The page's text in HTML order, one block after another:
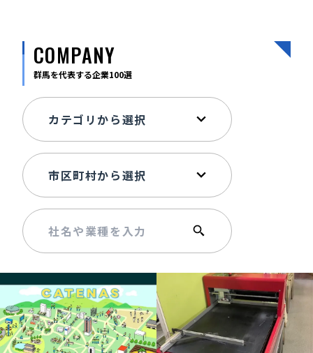
「人」から探す
お問い合わせ
COMPANY
群馬を代表する企業100選